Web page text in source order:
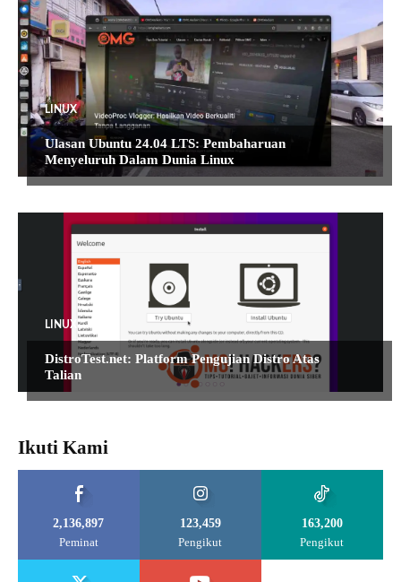
LINUX
Ulasan Ubuntu 24.04 LTS: Pembaharuan
Menyeluruh Dalam Dunia Linux
LINUX
DistroTest.net: Platform Pengujian Distro Atas
Talian
Ikuti Kami
2,136,897
Peminat
123,459
Pengikut
163,200
Pengikut